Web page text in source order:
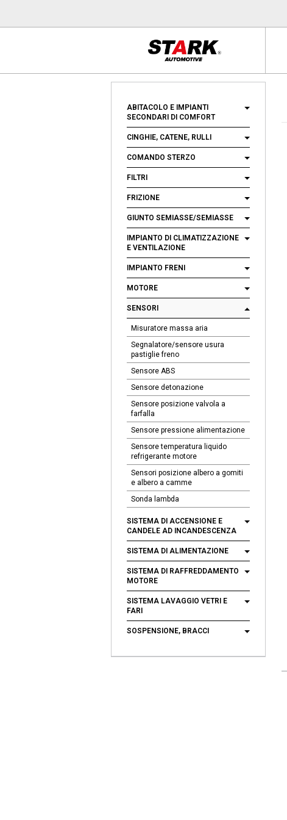
ABITACOLO E IMPIANTI
SECONDARI DI COMFORT
CINGHIE, CATENE, RULLI
COMANDO STERZO
FILTRI
FRIZIONE
GIUNTO SEMIASSE/SEMIASSE
IMPIANTO DI CLIMATIZZAZIONE
E VENTILAZIONE
IMPIANTO FRENI
MOTORE
SENSORI
Misuratore massa aria
Segnalatore/sensore usura
pastiglie freno
Sensore ABS
Sensore detonazione
Sensore posizione valvola a
farfalla
Sensore pressione alimentazione
Sensore temperatura liquido
refrigerante motore
Sensori posizione albero a gomiti
e albero a camme
Sonda lambda
SISTEMA DI ACCENSIONE E
CANDELE AD INCANDESCENZA
SISTEMA DI ALIMENTAZIONE
SISTEMA DI RAFFREDDAMENTO
MOTORE
SISTEMA LAVAGGIO VETRI E
FARI
SOSPENSIONE, BRACCI